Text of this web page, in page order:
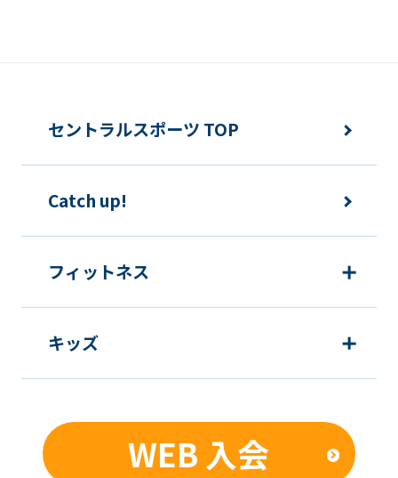
セントラルスポーツ TOP
Catch up!
フィットネス
キッズ
WEB 入会